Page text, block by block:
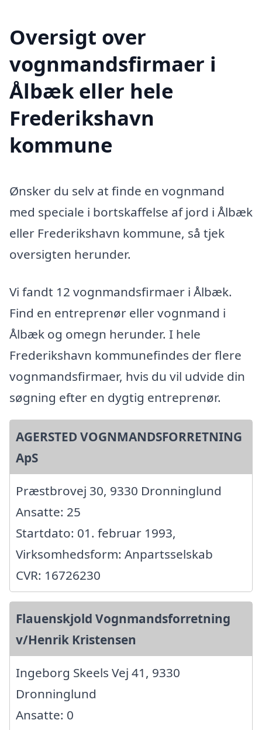
Oversigt over
vognmandsfirmaer i
Ålbæk eller hele
Frederikshavn
kommune
Ønsker du selv at finde en vognmand
med speciale i bortskaffelse af jord i Ålbæk
eller Frederikshavn kommune, så tjek
oversigten herunder.
Vi fandt 12 vognmandsfirmaer i Ålbæk.
Find en entreprenør eller vognmand i
Ålbæk og omegn herunder. I hele
Frederikshavn kommunefindes der flere
vognmandsfirmaer, hvis du vil udvide din
søgning efter en dygtig entreprenør.
AGERSTED VOGNMANDSFORRETNING
ApS
Præstbrovej 30, 9330 Dronninglund
Ansatte: 25
Startdato: 01. februar 1993,
Virksomhedsform: Anpartsselskab
CVR: 16726230
Flauenskjold Vognmandsforretning
v/Henrik Kristensen
Ingeborg Skeels Vej 41, 9330
Dronninglund
Ansatte: 0